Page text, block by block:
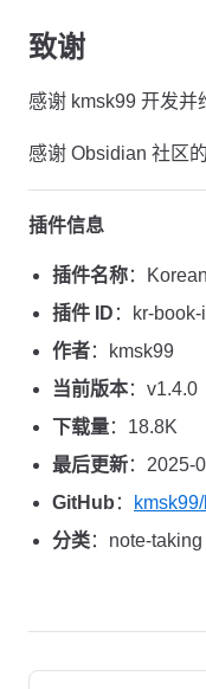
致谢
感谢 kmsk99 开发并
感谢 Obsidian 社区
插件信息
插件名称：
插件 ID ：kr-
作者：kmsk99
当前版本：v1.4.0
下载量：18.8K
最后更新：2025-
GitHub ：
分类：note-taking
Pager